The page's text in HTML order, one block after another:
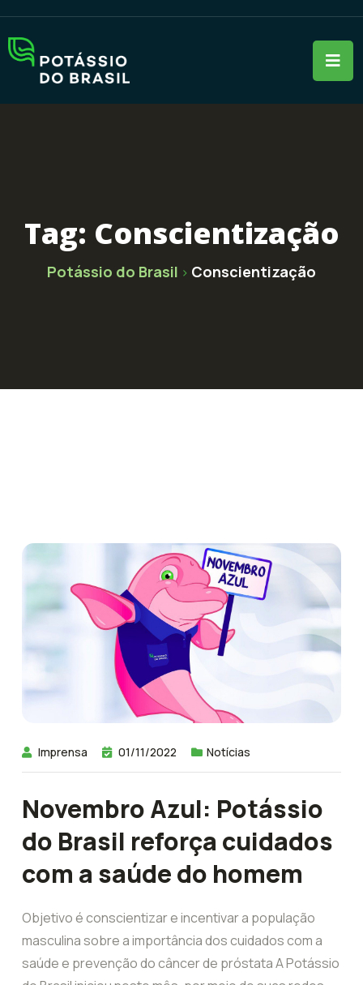
Tag: Conscientização
Potássio do Brasil > Conscientização
Imprensa 01/11/2022 Notícias
Novembro Azul: Potássio
do Brasil reforça cuidados
com a saúde do homem
Objetivo é conscientizar e incentivar a população
masculina sobre a importância dos cuidados com a
saúde e prevenção do câncer de próstata A Potássio